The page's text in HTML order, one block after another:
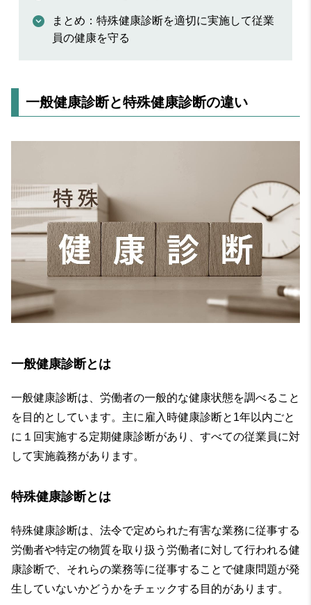
まとめ：特殊健康診断を適切に実施して従業
員の健康を守る
一般健康診断と特殊健康診断の違い
一般健康診断とは
一般健康診断は、労働者の一般的な健康状態を調べること
を目的としています。主に雇入時健康診断と1年以内ごと
に１回実施する定期健康診断があり、すべての従業員に対
して実施義務があります。
特殊健康診断とは
特殊健康診断は、法令で定められた有害な業務に従事する
労働者や特定の物質を取り扱う労働者に対して行われる健
康診断で、それらの業務等に従事することで健康問題が発
生していないかどうかをチェックする目的があります。